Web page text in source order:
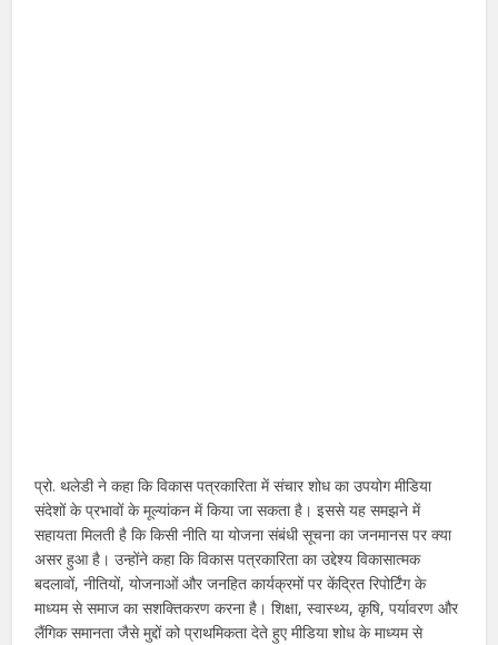
प्रो. थलेडी ने कहा कि विकास पत्रकारिता में संचार शोध का उपयोग मीडिया
संदेशों के प्रभावों के मूल्यांकन में किया जा सकता है। इससे यह समझने में
सहायता मिलती है कि किसी नीति या योजना संबंधी सूचना का जनमानस पर क्या
असर हुआ है। उन्होंने कहा कि विकास पत्रकारिता का उद्देश्य विकासात्मक
बदलावों, नीतियों, योजनाओं और जनहित कार्यक्रमों पर केंद्रित रिपोर्टिंग के
माध्यम से समाज का सशक्तिकरण करना है। शिक्षा, स्वास्थ्य, कृषि, पर्यावरण और
लैंगिक समानता जैसे मुद्दों को प्राथमिकता देते हुए मीडिया शोध के माध्यम से